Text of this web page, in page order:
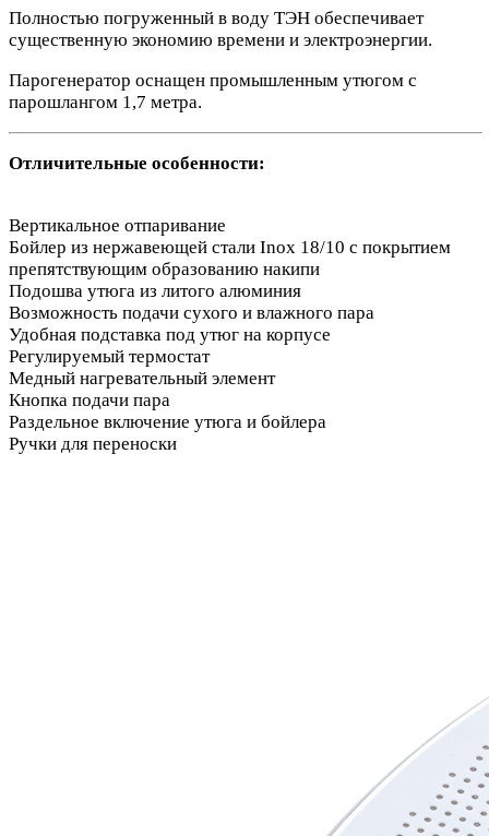
Полностью погруженный в воду ТЭН обеспечивает
существенную экономию времени и электроэнергии.
Парогенератор оснащен промышленным утюгом с
парошлангом 1,7 метра.
Отличительные особенности:
Вертикальное отпаривание
Бойлер из нержавеющей стали Inox 18/10 с покрытием
препятствующим образованию накипи
Подошва утюга из литого алюминия
Возможность подачи сухого и влажного пара
Удобная подставка под утюг на корпусе
Регулируемый термостат
Медный нагревательный элемент
Кнопка подачи пара
Раздельное включение утюга и бойлера
Ручки для переноски